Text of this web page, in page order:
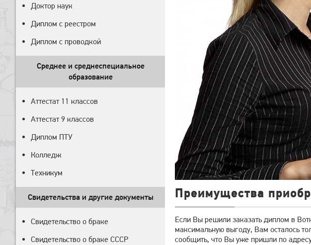
Преимущества
Если Вы решили заказать диплом в
максимальную выгоду, Вам осталось
сообщить, что Вы уже пришли по
Доктор наук
Диплом с реестром
Диплом с проводкой
Среднее и среднеспециальное
образование
Аттестат 11 классов
Аттестат 9 классов
Диплом ПТУ
Колледж
Техникум
Свидетельства и другие документы
Свидетельство о браке
Свидетельство о браке СССР